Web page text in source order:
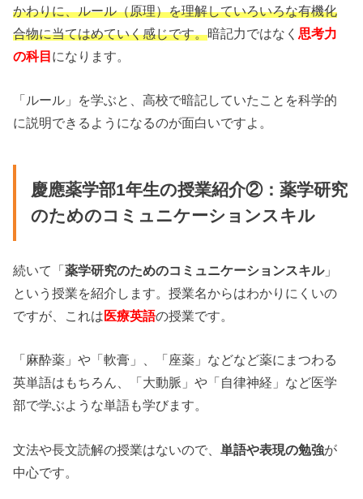
かわりに、ルール（原理）を理解していろいろな有機化
合物に当てはめていく感じです。暗記力ではなく 思考力
の科目になります。
「ルール」を学ぶと、高校で暗記していたことを科学的
に説明できるようになるのが面白いですよ。
慶應薬学部1年生の授業紹介②：薬学研究
のためのコミュニケーションスキル
続いて「薬学研究のためのコミュニケーションスキル」
という授業を紹介します。授業名からはわかりにくいの
ですが、これは医療英語の授業です。
「麻酔薬」や「軟膏」、「座薬」などなど薬にまつわる
英単語はもちろん、「大動脈」や「自律神経」など医学
部で学ぶような単語も学びます。
文法や長文読解の授業はないので、単語や表現の勉強が
中心です。